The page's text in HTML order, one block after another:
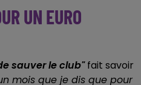
UN EURO
sauver le club"fait savoir
mois que je dis que pour